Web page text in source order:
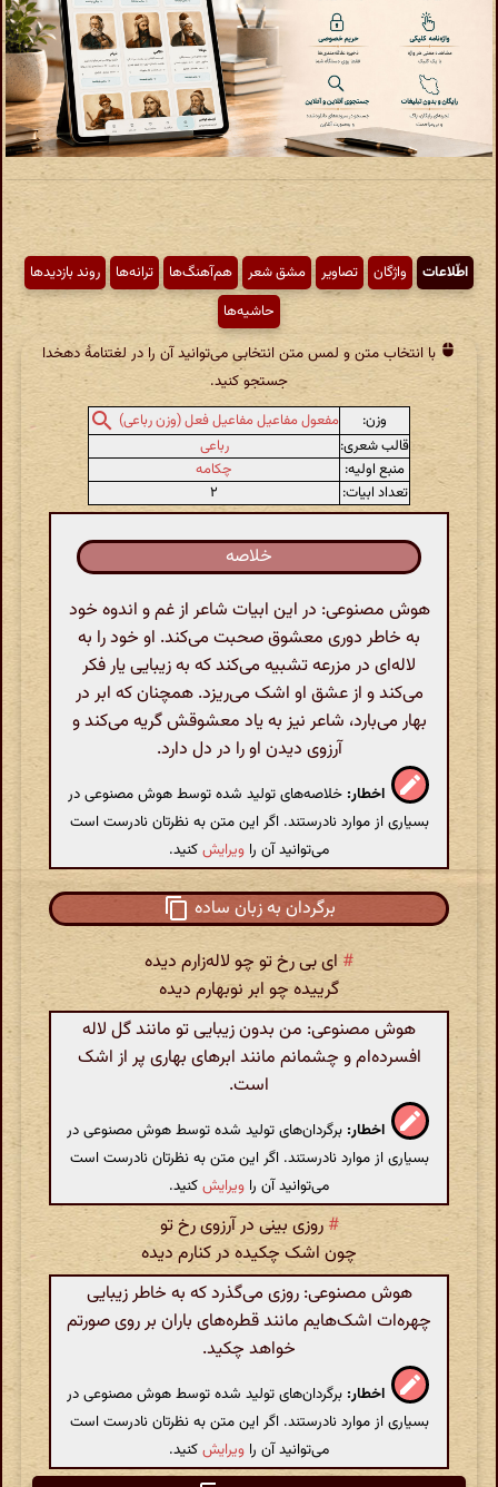
اطّلاعات واژگان تصاویر مشق شعر هم‌آهنگ‌ها ترانه‌ها
روند بازدیدها
حاشیه‌ها
با انتخاب متن و لمس متن انتخابی می‌توانید آن را در لغتنامهٔ دهخدا
جستجو کنید.
وزن:
مفعول مفاعیل مفاعیل فعل (وزن رباعی)
قالب شعری:
رباعی
منبع اولیه:
چکامه
تعداد ابیات:
۲
خلاصه
هوش مصنوعی: در این ابیات شاعر از غم و اندوه خود
به خاطر دوری معشوق صحبت می‌کند. او خود را به
لاله‌ای در مزرعه تشبیه می‌کند که به زیبایی یار فکر
می‌کند و از عشق او اشک می‌ریزد. همچنان که ابر در
بهار می‌بارد، شاعر نیز به یاد معشوقش گریه می‌کند و
آرزوی دیدن او را در دل دارد.
اخطار: خلاصه‌های تولید شده توسط هوش مصنوعی در
بسیاری از موارد نادرستند. اگر این متن به نظرتان نادرست است
می‌توانید آن را ویرایشکنید.
برگردان به زبان ساده
# ای بی رخ تو چو لاله‌زارم دیده
گرییده چو ابر نوبهارم دیده
هوش مصنوعی: من بدون زیبایی تو مانند گل لاله
افسرده‌ام و چشمانم مانند ابرهای بهاری پر از اشک
است.
اخطار: برگردان‌های تولید شده توسط هوش مصنوعی در
بسیاری از موارد نادرستند. اگر این متن به نظرتان نادرست است
می‌توانید آن را ویرایشکنید.
# روزی بینی در آرزوی رخ تو
چون اشک چکیده در کنارم دیده
هوش مصنوعی: روزی می‌گذرد که به خاطر زیبایی
چهره‌ات اشک‌هایم مانند قطره‌های باران بر روی صورتم
خواهد چکید.
اخطار: برگردان‌های تولید شده توسط هوش مصنوعی در
بسیاری از موارد نادرستند. اگر این متن به نظرتان نادرست است
می‌توانید آن را ویرایشکنید.